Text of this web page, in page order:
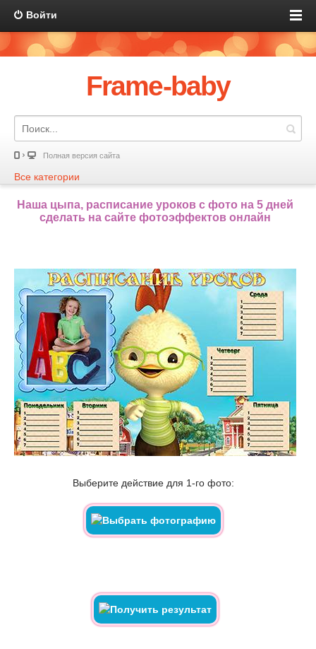
Войти
Frame-baby
Полная версия сайта
Все категории
Наша цыпа, расписание уроков с фото на 5 дней
сделать на сайте фотоэффектов онлайн
Выберите действие для 1-го фото: